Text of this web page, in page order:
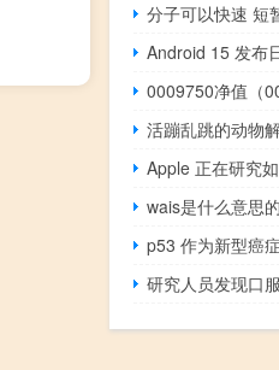
分子可以快速 短
0009750净值（
p53 作为新型癌